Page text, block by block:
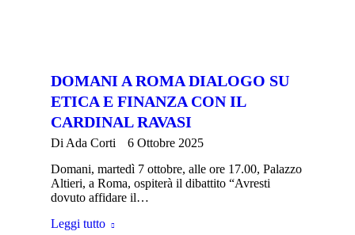
DOMANI A ROMA DIALOGO SU
ETICA E FINANZA CON IL
CARDINAL RAVASI
Di Ada Corti
6 Ottobre 2025
Domani, martedì 7 ottobre, alle ore 17.00, Palazzo
Altieri, a Roma, ospiterà il dibattito “Avresti
dovuto affidare il…
Leggi tutto